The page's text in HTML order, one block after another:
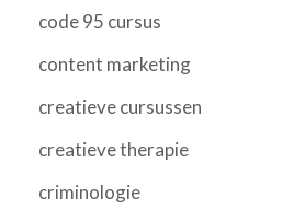
code 95 cursus
content marketing
creatieve cursussen
creatieve therapie
criminologie